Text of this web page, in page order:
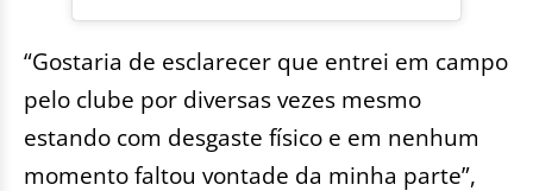
“Gostaria de esclarecer que entrei em campo
pelo clube por diversas vezes mesmo
estando com desgaste físico e em nenhum
momento faltou vontade da minha parte”,